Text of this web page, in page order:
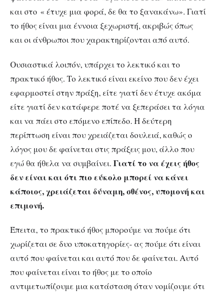
και στο « έτυχε μια φορά, δε θα το ξανακάνω». Γιατί
το ήθος είναι μια έννοια ξεχωριστή, ακριβώς όπως
και οι άνθρωποι που χαρακτηρίζονται από αυτό.
Ουσιαστικά λοιπόν, υπάρχει το λεκτικό και το
πρακτικό ήθος. Το λεκτικό είναι εκείνο που δεν έχει
εφαρμοστεί στην πράξη, είτε γιατί δεν έτυχε ακόμα
είτε γιατί δεν κατάφερε ποτέ να ξεπεράσει τα λόγια
και να πάει στο επόμενο επίπεδο. Η δεύτερη
περίπτωση είναι που χρειάζεται δουλειά, καθώς ο
λόγος μου δε φαίνεται στις πράξεις μου, άλλο που
εγώ θα ήθελα να συμβαίνει. Γιατί το να έχεις ήθος
δεν είναι και ότι πιο εύκολο μπορεί να κάνει
κάποιος, χρειάζεται δύναμη, σθένος, υπομονή και
επιμονή.
Έπειτα, το πρακτικό ήθος μπορούμε να πούμε ότι
χωρίζεται σε δυο υποκατηγορίες- ας πούμε ότι είναι
αυτό που φαίνεται και αυτό που δε φαίνεται. Αυτό
που φαίνεται είναι το ήθος με το οποίο
αντιμετωπίζουμε μια κατάσταση όταν νομίζουμε ότι